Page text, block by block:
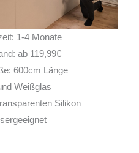
1-4 Monate
ab 119,99€
600cm Länge
Weißglas
Silikon